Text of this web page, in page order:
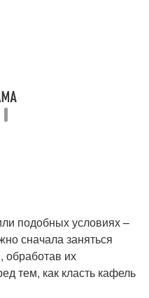
подобных условиях –
сначала заняться
обработав их
тем, как класть кафель